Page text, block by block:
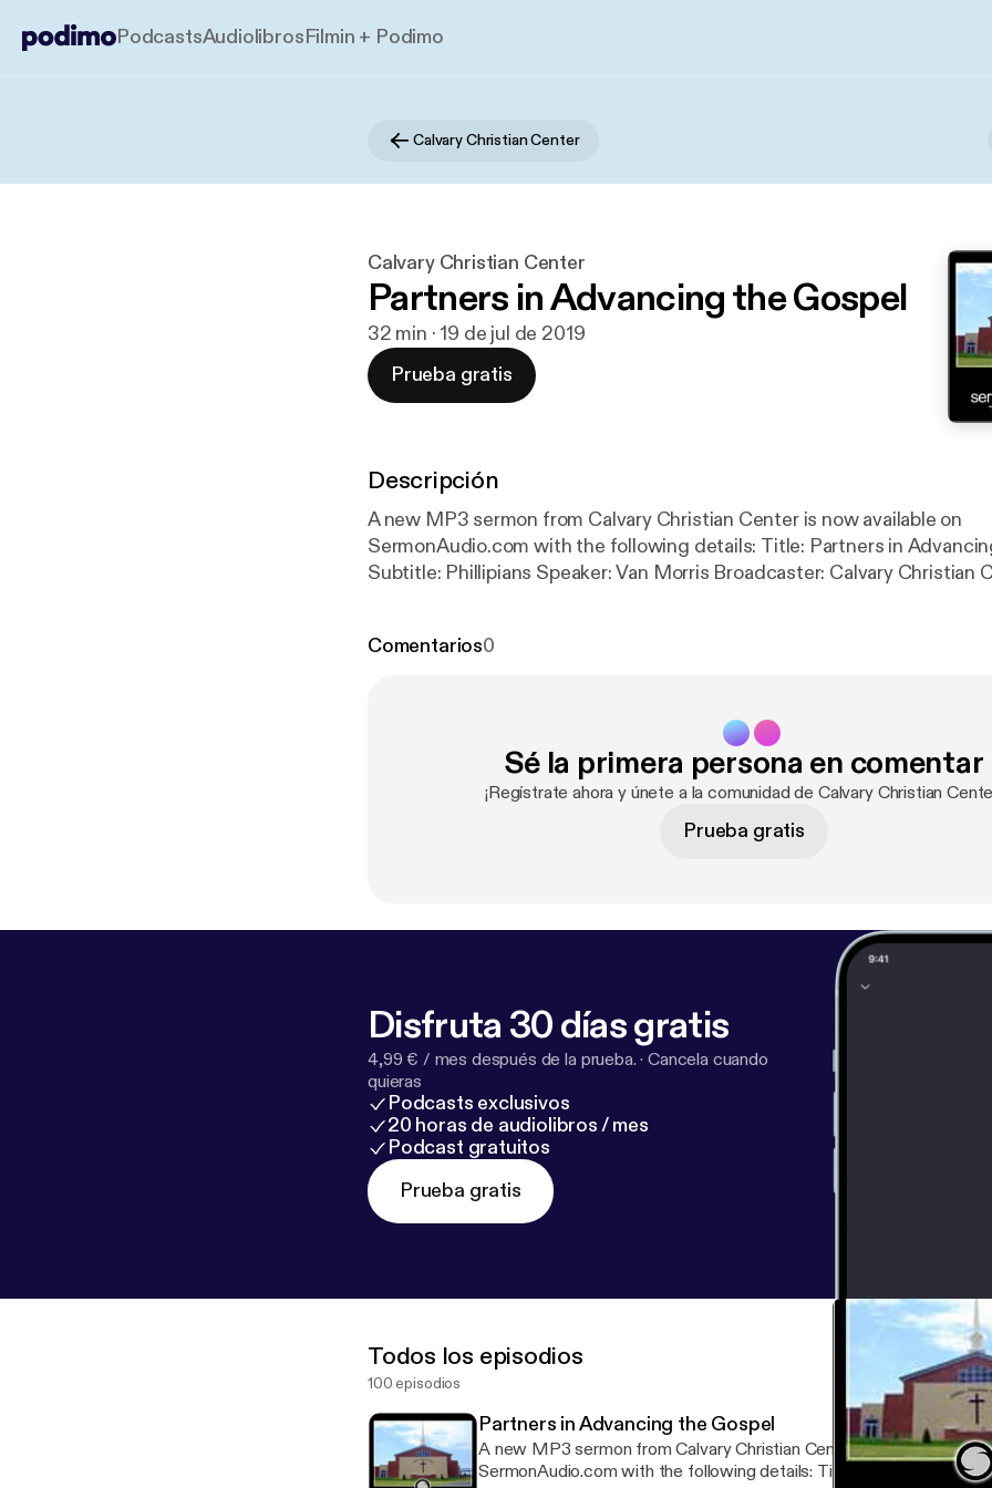
PodcastsAudiolibrosFilmin + Podimo
Calvary Christian Center
Calvary Christian Center
Partners in Advancing the Gospel
32 min · 19 de jul de 2019
Prueba gratis
Descripción
A new MP3 sermon from Calvary Christian Center is now available on
SermonAudio.com with the following details: Title: Partners in Advancing the Gospel
Subtitle: Phillipians Speaker: Van Morris Broadcaster: Calvary Christian
Comentarios0
Sé la primera persona en comentar
¡Regístrate ahora y únete a la comunidad de Calvary Christian
Prueba gratis
Disfruta 30 días gratis
4,99 € / mes después de la prueba. ·Cancela cuando
quieras
Podcasts exclusivos
20 horas de audiolibros / mes
Podcast gratuitos
Prueba gratis
Todos los episodios
100 episodios
Partners in Advancing the Gospel
A new MP3 sermon from Calvary Christian Center is now available
SermonAudio.com with the following details: Title: Partners in Advancing the Gospel